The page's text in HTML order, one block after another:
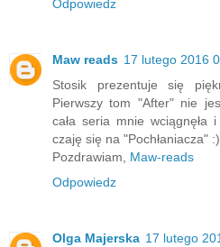
Odpowiedz
Maw reads 17 lutego 2016
Stosik prezentuje się
Pierwszy tom "After" nie
cała seria mnie
czaję się na "Pochłaniacza" :)
Pozdrawiam, Maw-reads
Odpowiedz
Olga Majerska 17 lutego